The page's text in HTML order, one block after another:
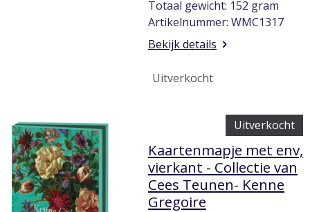
Totaal gewicht: 152 gram
Artikelnummer: WMC1317
Bekijk details
Uitverkocht
Uitverkocht
Kaartenmapje met env,
vierkant - Collectie van
Cees Teunen- Kenne
Gregoire